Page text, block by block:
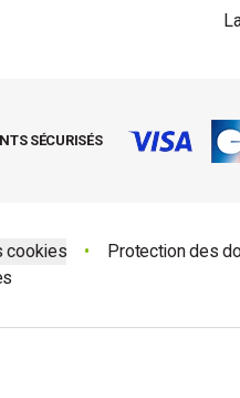
SÉCURISÉS
cookies • Protection des